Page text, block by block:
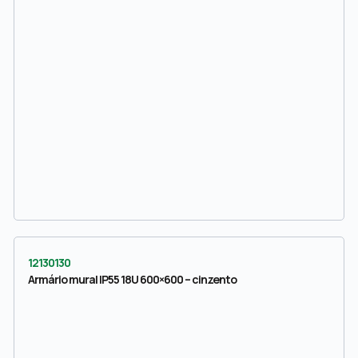
12130130
Armário mural IP55 18U 600×600 – cinzento